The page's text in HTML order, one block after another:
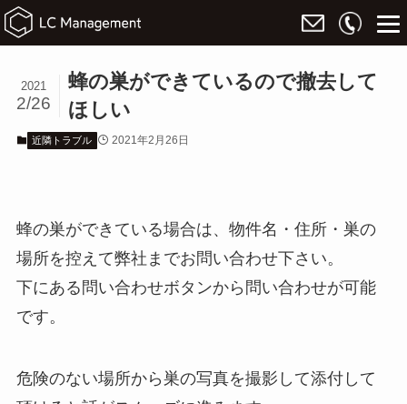
蜂の巣ができているので撤去して
ほしい
2021
2/26
近隣トラブル 2021年2月26日
蜂の巣ができている場合は、物件名・住所・巣の
場所を控えて弊社までお問い合わせ下さい。
下にある問い合わせボタンから問い合わせが可能
です。
危険のない場所から巣の写真を撮影して添付して